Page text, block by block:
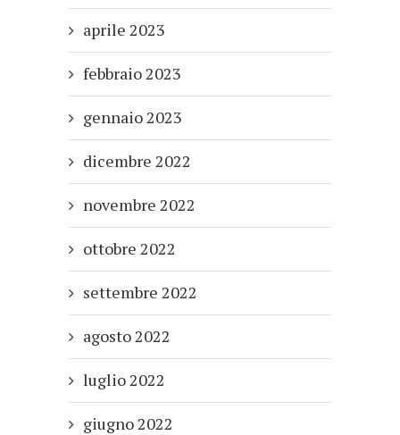
aprile 2023
febbraio 2023
gennaio 2023
dicembre 2022
novembre 2022
ottobre 2022
settembre 2022
agosto 2022
luglio 2022
giugno 2022